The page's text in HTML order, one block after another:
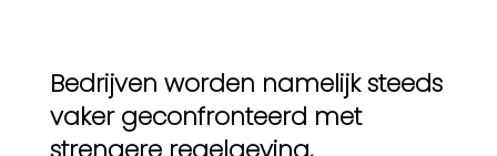
Bedrijven worden namelijk steeds
vaker geconfronteerd met